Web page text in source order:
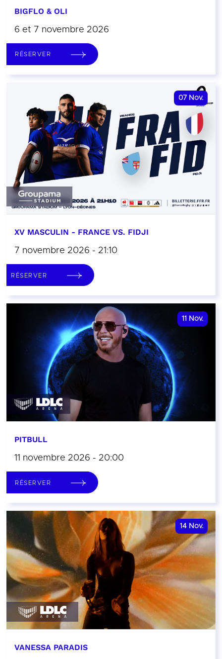
BIGFLO & OLI
6 et 7 novembre 2026
RÉSERVER
07 Nov.
XV MASCULIN - FRANCE VS. FIDJI
7 novembre 2026 - 21:10
RÉSERVER
11 Nov.
PITBULL
11 novembre 2026 - 20:00
RÉSERVER
14 Nov.
VANESSA PARADIS